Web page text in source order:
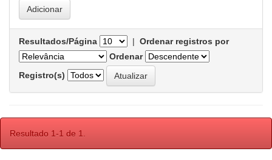
Resultados/Página | Ordenar registros por
Ordenar
Registro(s)
Resultado 1-1 de 1.